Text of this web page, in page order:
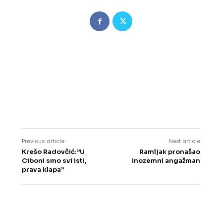
Previous article
Krešo Radovčić:”U
Ciboni smo svi isti,
prava klapa”
Next article
Ramljak pronašao
inozemni angažman